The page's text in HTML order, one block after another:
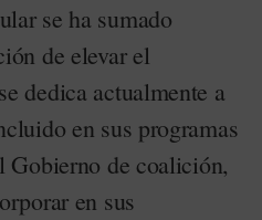
se ha sumado
de elevar el
dedica actualmente a
en sus programas
Gobierno de coalición,
en sus